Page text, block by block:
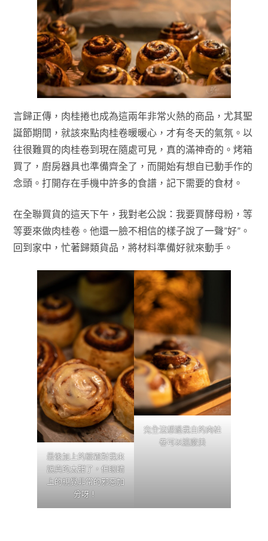
言歸正傳，肉桂捲也成為這兩年非常火熱的商品，尤其聖
誕節期間，就該來點肉桂卷暖暖心，才有冬天的氣氛。以
往很難買的肉桂卷到現在隨處可見，真的滿神奇的。烤箱
買了，廚房器具也準備齊全了，而開始有想自已動手作的
念頭。打開存在手機中許多的食譜，記下需要的食材。
在全聯買貨的這天下午，我對老公說：我要買酵母粉，等
等要來做肉桂卷。他還一臉不相信的樣子說了一聲”好”。
回到家中，忙著歸類貨品，將材料準備好就來動手。
最後加上的糖霜對我來
說真的太甜了，但眼睛
上的視覺非常的邪惡加
分呀！
完全沒想過我自的肉桂
卷可以這麼美